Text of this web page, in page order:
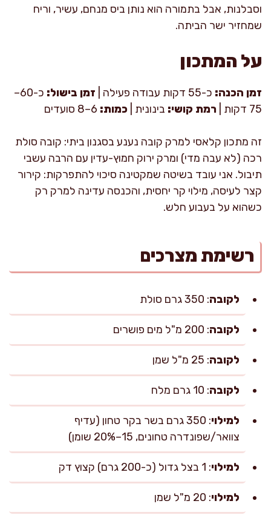
וסבלנות, אבל בתמורה הוא נותן ביס מנחם, עשיר, וריח
שמחזיר ישר הביתה.
על המתכון
זמן הכנה: כ-55 דקות עבודה פעילה | זמן בישול:
כ-60–
75 דקות |
רמת קושי: בינונית | כמות:
זה מתכון קלאסי למרק קובה נענע בסגנון ביתי: קובה סולת
רכה (לא עבה מדי) ומרק ירוק חמוץ-עדין עם הרבה עשבי
תיבול. אני עובד בשיטה שמקטינה סיכוי להתפרקות: קירור
קצר לעיסה, מילוי קר יחסית, והכנסה עדינה למרק רק
כשהוא על בעבוע חלש.
רשימת מצרכים
לקובה: 350 גרם סולת
לקובה: 200 מ"ל מים פושרים
לקובה: 25 מ"ל שמן
לקובה: 10 גרם מלח
למילוי
: 350 גרם בשר בקר טחון (עדיף
צוואר/שפונדרה טחונים, 15–20% שומן)
למילוי: 1 בצל גדול (כ-200 גרם) קצוץ דק
למילוי: 20 מ"ל שמן